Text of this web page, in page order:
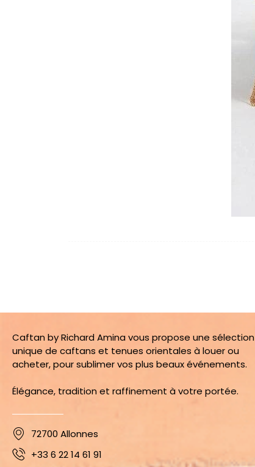
Caftan by Richard Amina vous propose une sélection
unique de caftans et tenues orientales à louer ou
acheter, pour sublimer vos plus beaux événements.
Élégance, tradition et raffinement à votre portée.
72700 Allonnes
+33 6 22 14 61 91